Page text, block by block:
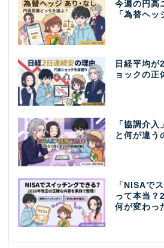
今週の円高
「為替ヘッ
日経平均
ョックの正
「協調介
と何が違う
「NISAで
って本当？
何が変わっ